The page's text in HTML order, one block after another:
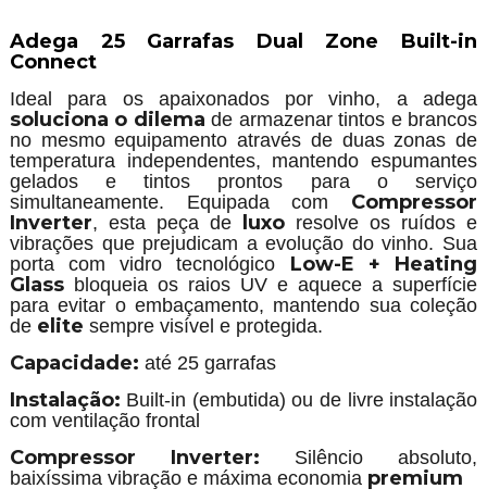
Adega 25 Garrafas Dual Zone Built-in
Connect
Ideal para os apaixonados por vinho, a adega
soluciona o dilema de armazenar tintos e brancos
no mesmo equipamento através de duas zonas de
temperatura independentes, mantendo espumantes
gelados e tintos prontos para o serviço
simultaneamente. Equipada com Compressor
Inverter, esta peça de luxo resolve os ruídos e
vibrações que prejudicam a evolução do vinho. Sua
porta com vidro tecnológico Low-E + Heating
Glassbloqueia os raios UV e aquece a superfície
para evitar o embaçamento, mantendo sua coleção
de elite sempre visível e protegida.
Capacidade: até 25 garrafas
Instalação: Built-in (embutida) ou de livre instalação
com ventilação frontal
Compressor Inverter: Silêncio absoluto,
baixíssima vibração e máxima economia premium